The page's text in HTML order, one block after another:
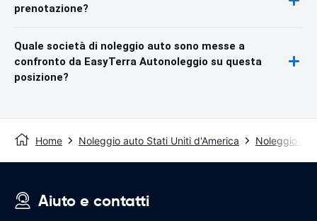
prenotazione?
Quale società di noleggio auto sono messe a
confronto da EasyTerra Autonoleggio su questa
posizione?
Home Noleggio auto Stati Uniti d'America Noleggio
Aiuto e contatti